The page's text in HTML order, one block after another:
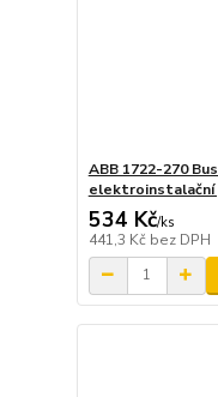
ABB 1722-270
elektroinstalační
534 Kč/ks
441,3 Kč bez DPH